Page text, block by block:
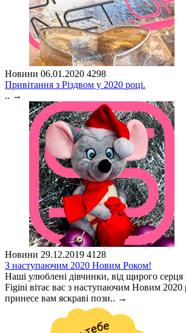
Новини 06.01.2020 4298
Привітання з Різдвом у 2020 році.
.. →
Новини 29.12.2019 4128
З наступаючим 2020 Новим Роком!
Наші улюблені дівчинки, від щирого
Figini вітає вас з наступаючим Новим
принесе вам яскраві пози.. →